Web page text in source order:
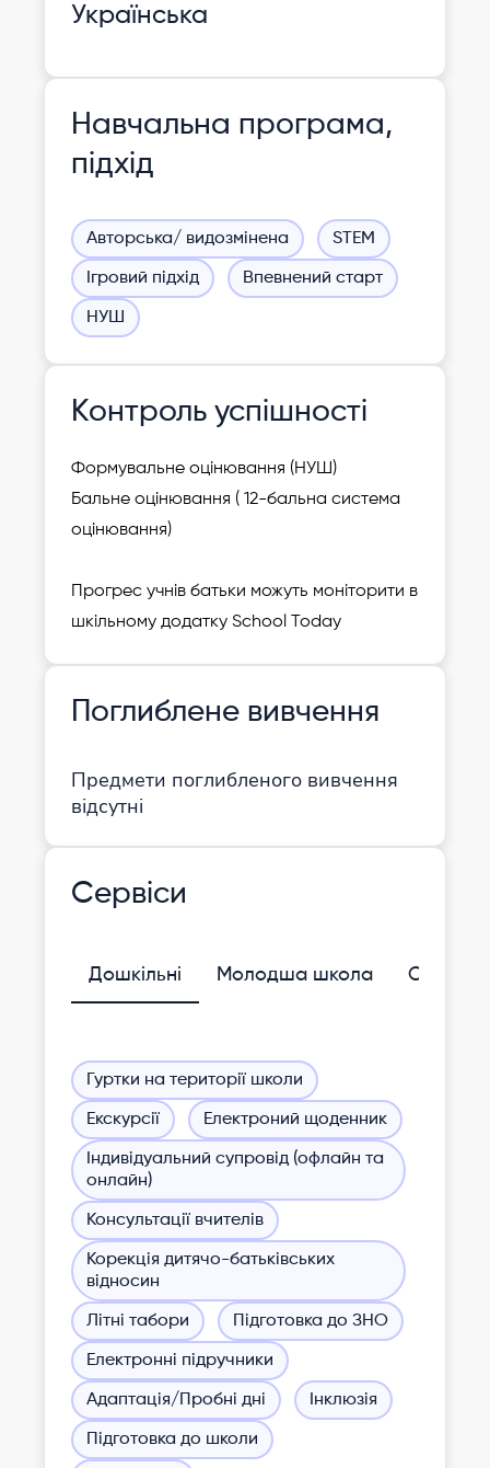
Українська
Навчальна програма,
підхід
Авторська/ видозмінена STEM
Ігровий підхід Впевнений старт
НУШ
Контроль успішності
Формувальне оцінювання (НУШ)
Бальне оцінювання ( 12-бальна система
оцінювання)
Прогрес учнів батьки можуть моніторити в
шкільному додатку School Today
Поглиблене вивчення
Предмети поглибленого вивчення
відсутні
Сервіси
Дошкільні Молодша школа
Гуртки на території школи
Екскурсії Електроний щоденник
Індивідуальний супровід (офлайн та
онлайн)
Консультації вчителів
Корекція дитячо-батьківських
відносин
Літні табори Підготовка до ЗНО
Електронні підручники
Адаптація/Пробні дні Інклюзія
Підготовка до школи